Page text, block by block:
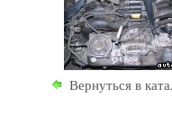
Вернуться в